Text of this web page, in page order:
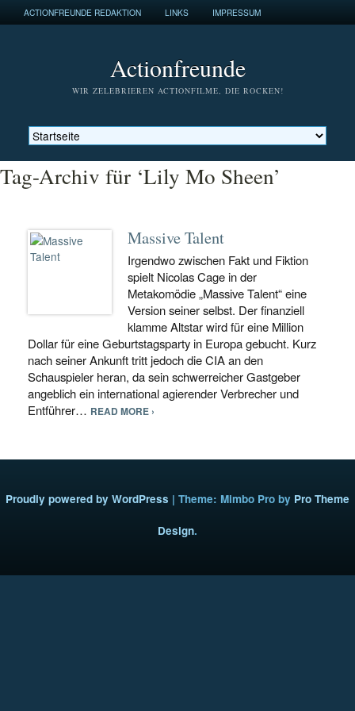
ACTIONFREUNDE REDAKTION LINKS IMPRESSUM
Actionfreunde
WIR ZELEBRIEREN ACTIONFILME, DIE ROCKEN!
Tag-Archiv für ‘Lily Mo Sheen’
Massive Talent
Irgendwo zwischen Fakt und Fiktion
spielt Nicolas Cage in der
Metakomödie „Massive Talent“ eine
Version seiner selbst. Der finanziell
klamme Altstar wird für eine Million
Dollar für eine Geburtstagsparty in Europa gebucht. Kurz
nach seiner Ankunft tritt jedoch die CIA an den
Schauspieler heran, da sein schwerreicher Gastgeber
angeblich ein international agierender Verbrecher und
Entführer… READ MORE ›
Proudly powered by WordPress | Theme: Mimbo Pro by Pro Theme
Design.